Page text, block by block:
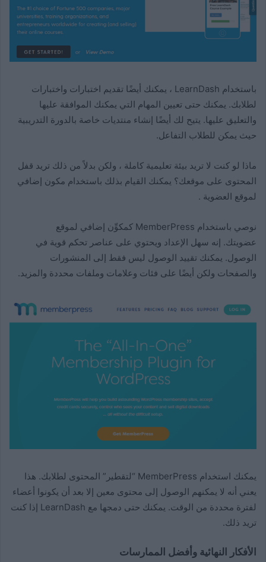
باستخدام LearnDash ، يمكنك أيضًا تقديم اختبارات واختبارات
لطلابك. يمكنك حتى تعيين المهام التي يمكنك الموافقة عليها
والتعليق عليها. يتيح لك أيضًا إنشاء منتديات خاصة بالدورة التدريبية
حيث يمكن للطلاب التفاعل.
ماذا لو كنت لا تريد بيئة تعليمية كاملة ، ولكن بدلاً من ذلك تريد قفل
المحتوى على موقعك؟ يمكنك القيام بذلك باستخدام مكون إضافي
لموقع العضوية .
نوصي باستخدام MemberPress كمكوِّن إضافي لموقع
عضويتك. إنه سهل الإعداد ويحتوي على عناصر تحكم قوية في
الوصول. يمكنك تقييد الوصول ليس فقط إلى المنشورات
والصفحات ولكن أيضًا على فئات وعلامات وملفات محددة والمزيد.
يمكنك استخدام MemberPress “لتقطير” المحتوى لطلابك. هذا
يعني أنه لا يمكنهم الوصول إلى محتوى معين إلا بعد أن يكونوا أعضاء
لفترة محددة من الوقت. يمكنك حتى دمجها مع LearnDash إذا كنت
تريد ذلك.
الأفكار النهائية وأفضل الممارسات